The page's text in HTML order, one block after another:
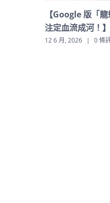
版「龍蝦」降臨，AI 市場
0 條評論